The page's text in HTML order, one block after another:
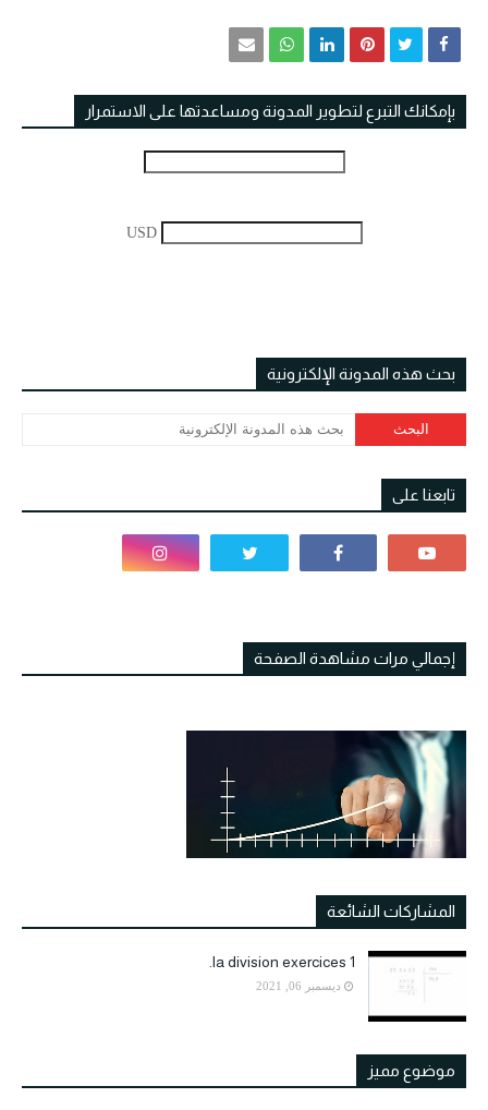
بإمكانك التبرع لتطوير المدونة ومساعدتها على الاستمرار
USD
بحث هذه المدونة الإلكترونية
تابعنا على
إجمالي مرات مشاهدة الصفحة
المشاركات الشائعة
la division exercices 1.
ديسمبر 06, 2021
موضوع مميز